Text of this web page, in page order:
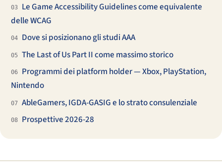
03 Le Game Accessibility Guidelines come equivalente
delle WCAG
04 Dove si posizionano gli studi AAA
05 The Last of Us Part II come massimo storico
06 Programmi dei platform holder — Xbox, PlayStation,
Nintendo
07 AbleGamers, IGDA-GASIG e lo strato consulenziale
08 Prospettive 2026-28